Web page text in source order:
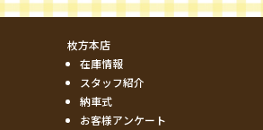
枚方本店
在庫情報
スタッフ紹介
納車式
お客様アンケート